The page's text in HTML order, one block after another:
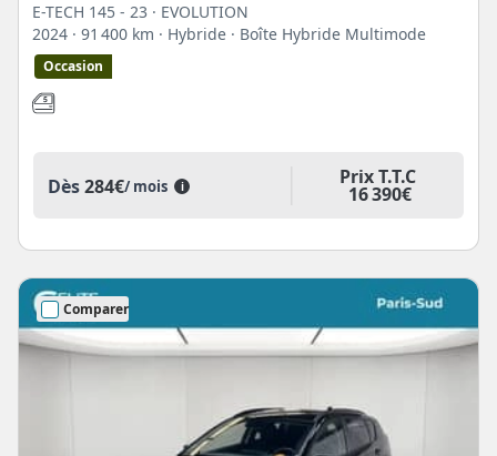
E-TECH 145 - 23 · EVOLUTION
2024 · 91 400 km · Hybride · Boîte Hybride Multimode
Occasion
Dès284€/ mois i Prix T.T.C
16 390€
Comparer